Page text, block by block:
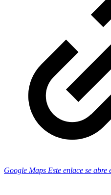
Google Maps Este enlace se abre